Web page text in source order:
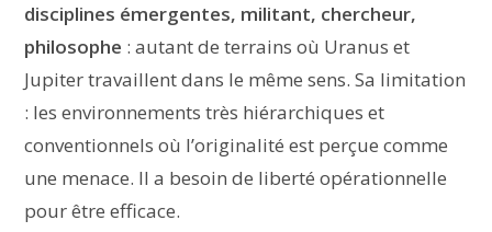
disciplines émergentes, militant, chercheur,
philosophe : autant de terrains où Uranus et
Jupiter travaillent dans le même sens. Sa limitation
: les environnements très hiérarchiques et
conventionnels où l’originalité est perçue comme
une menace. Il a besoin de liberté opérationnelle
pour être efficace.